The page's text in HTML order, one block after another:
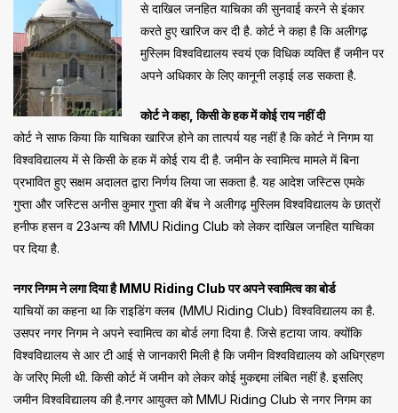
से दाखिल जनहित याचिका की सुनवाई करने से इंकार
करते हुए खारिज कर दी है. कोर्ट ने कहा है कि अलीगढ़
मुस्लिम विश्वविद्यालय स्वयं एक विधिक व्यक्ति हैं जमीन पर
अपने अधिकार के लिए कानूनी लड़ाई लड सकता है.
कोर्ट ने कहा, किसी के हक में कोई राय नहीं दी
कोर्ट ने साफ किया कि याचिका खारिज होने का तात्पर्य यह नहीं है कि कोर्ट ने निगम या
विश्वविद्यालय में से किसी के हक में कोई राय दी है. जमीन के स्वामित्व मामले में बिना
प्रभावित हुए सक्षम अदालत द्वारा निर्णय लिया जा सकता है. यह आदेश जस्टिस एमके
गुप्ता और जस्टिस अनीस कुमार गुप्ता की बेंच ने अलीगढ़ मुस्लिम विश्वविद्यालय के छात्रों
हनीफ हसन व 23अन्य की MMU Riding Club को लेकर दाखिल जनहित याचिका
पर दिया है.
नगर निगम ने लगा दिया है MMU Riding Club पर अपने स्वामित्व का बोर्ड
याचियों का कहना था कि राइडिंग क्लब (MMU Riding Club) विश्वविद्यालय का है.
उसपर नगर निगम ने अपने स्वामित्व का बोर्ड लगा दिया है. जिसे हटाया जाय. क्योंकि
विश्वविद्यालय से आर टी आई से जानकारी मिली है कि जमीन विश्वविद्यालय को अधिग्रहण
के जरिए मिली थी. किसी कोर्ट में जमीन को लेकर कोई मुकद्दमा लंबित नहीं है. इसलिए
जमीन विश्वविद्यालय की है.नगर आयुक्त को MMU Riding Club से नगर निगम का